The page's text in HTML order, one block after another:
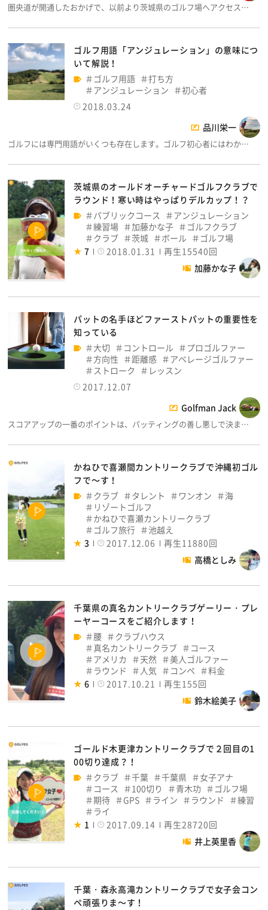
圏央道が開通したおかげで、以前より茨城県のゴルフ場へアクセス…
ゴルフ用語「アンジュレーション」の意味につ
いて解説！
ゴルフ用語
打ち方
アンジュレーション
初心者
2018.03.24
品川栄一
ゴルフには専門用語がいくつも存在します。ゴルフ初心者にはわか…
茨城県のオールドオーチャードゴルフクラブで
ラウンド！寒い時はやっぱりデルカップ！？
パブリックコース
アンジュレーション
練習場
加藤かな子
ゴルフクラブ
クラブ
茨城 ボール
ゴルフ場
7
2018.01.31
再生15540回
加藤かな子
パットの名手ほどファーストパットの重要性を
知っている
大切
コントロール
プロゴルファー
方向性
距離感
アベレージゴルファー
ストローク
レッスン
2017.12.07
Golfman Jack
スコアアップの一番のポイントは、パッティングの善し悪しで決ま…
かねひで喜瀬間カントリークラブで沖縄初ゴル
フで～す！
クラブ
タレント ワンオン
海
リゾートゴルフ
かねひで喜瀬カントリークラブ
ゴルフ旅行
池越え
3
2017.12.06
再生11880回
高橋としみ
千葉県の真名カントリークラブゲーリー・プレ
ーヤーコースをご紹介します！
腰
クラブハウス
真名カントリークラブ
コース
アメリカ
天然
美人ゴルファー
ラウンド
人気 コンペ
料金
6
2017.10.21
再生155回
鈴木絵美子
ゴールド木更津カントリークラブで２回目の1
00切り達成？！
クラブ
千葉 千葉県
女子アナ
コース
100切り 青木功
ゴルフ場
期待
GPS ライン ラウンド
練習
ライ
1
2017.09.14
再生28720回
井上英里香
千葉・森永高滝カントリークラブで女子会コン
ペ頑張りま～す！